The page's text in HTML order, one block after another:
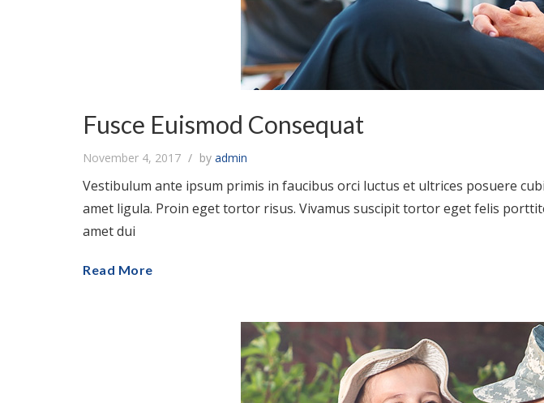
Fusce Euismod Consequat
November 4, 2017 by admin
Vestibulum ante ipsum primis in faucibus orci luctus et ultrices posuere
amet ligula. Proin eget tortor risus. Vivamus suscipit tortor eget felis
amet dui
Read More